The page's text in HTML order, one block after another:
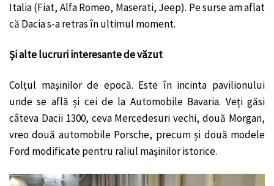
Italia (Fiat, Alfa Romeo, Maserati, Jeep). Pe surse am aflat
că Dacia s-a retras în ultimul moment.
Și alte lucruri interesante de văzut
Colțul mașinilor de epocă. Este în incinta pavilionului
unde se află și cei de la Automobile Bavaria. Veți găsi
câteva Dacii 1300, ceva Mercedesuri vechi, două Morgan,
vreo două automobile Porsche, precum și două modele
Ford modificate pentru raliul mașinilor istorice.